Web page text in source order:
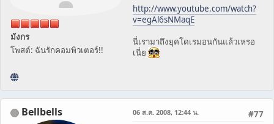
มังกร
โพสต์: ฉันรักคอมพิวเตอร์!!
http://www.youtube.com/watch?
v=egAl6sNMaqE
นี่เรามาถึงยุคโดเรมอนกันแล้วเหรอ
เนี่ย
Bellbells #77
06 ส.ค. 2008, 12:44 น.